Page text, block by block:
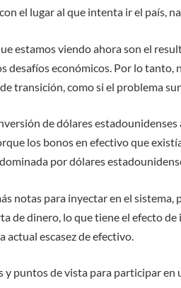
el lugar al que intenta ir el país,
estamos viendo ahora son el
desafíos económicos. Por lo tanto,
transición, como si el problema
de dólares
los bonos en efectivo que
por dólares
notas para inyectar en el
de dinero, lo que tiene el efecto
escasez de efectivo.
y puntos de vista para participar